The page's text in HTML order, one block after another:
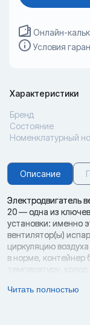
Онлайн-
Условия
Характеристики
Бренд
Состояние
Номенклатурный
Описание
Электродвигатель
20 — одна из
установки: именно
вентилятор(ы)
циркуляцию
в норме, контейнер
температуру,
двигателя
Читать полностью